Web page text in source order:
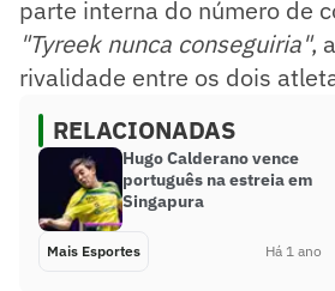
parte interna do número de
"Tyreek nunca conseguiria",
rivalidade entre os dois
RELACIONADAS
Hugo Calderano vence
português na estreia em
Singapura
Mais Esportes Há 1 ano